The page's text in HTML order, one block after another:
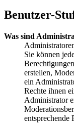
Benutzer-
Was sind
Sie können
erstellen,
ein
Rechte ihnen
Administrator
entsprechende